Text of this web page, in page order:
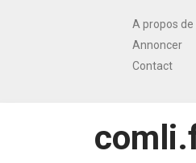
A propos de
Annoncer
Contact